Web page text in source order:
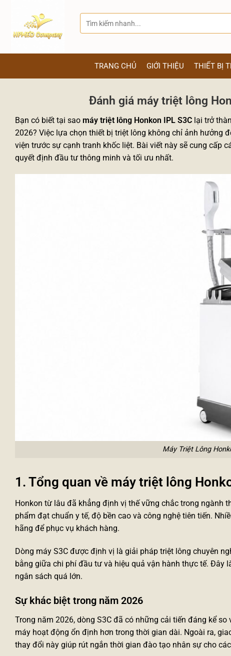
kiếm:
TRANG CHỦ GIỚI THIỆU THIẾT BỊ
Đánh giá máy triệt lông
Bạn có biết tại sao máy triệt lông Honkon IPL S3C lại trở
2026? Việc lựa chọn thiết bị triệt lông không chỉ ảnh hưởng
viện trước sự cạnh tranh khốc liệt. Bài viết này sẽ cung cấp
quyết định đầu tư thông minh và tối ưu nhất.
Máy Triệt Lông
1. Tổng quan về máy triệt lông
Honkon từ lâu đã khẳng định vị thế vững chắc trong ngành
phẩm đạt chuẩn y tế, độ bền cao và công nghệ tiên tiến.
hãng để phục vụ khách hàng.
Dòng máy S3C được định vị là giải pháp triệt lông chuyên
bằng giữa chi phí đầu tư và hiệu quả vận hành thực tế. Đây
ngân sách quá lớn.
Sự khác biệt trong năm 2026
Trong năm 2026, dòng S3C đã có những cải tiến đáng kể
máy hoạt động ổn định hơn trong thời gian dài. Ngoài ra,
thay đổi này giúp rút ngắn thời gian đào tạo nhân sự cho